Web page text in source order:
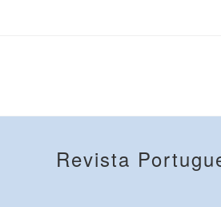
Revista